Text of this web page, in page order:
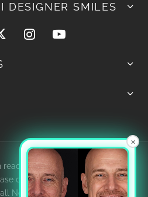
DESIGNER SMILES
reader and are having problems
contact us for accessibility
Now305-595-4616
×